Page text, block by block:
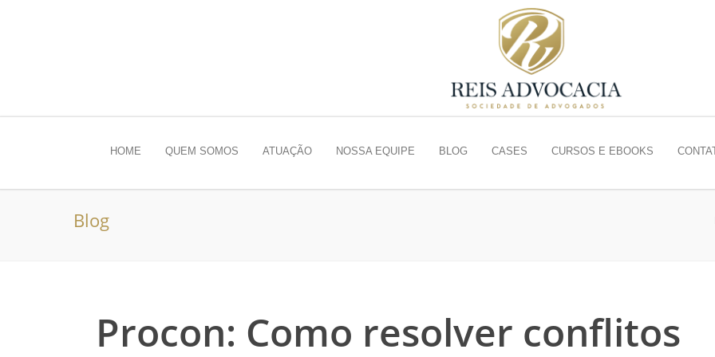
HOME QUEM SOMOS ATUAÇÃO NOSSA EQUIPE BLOG CASES CURSOS E EBOOKS
Blog
Procon: Como resolver conflitos